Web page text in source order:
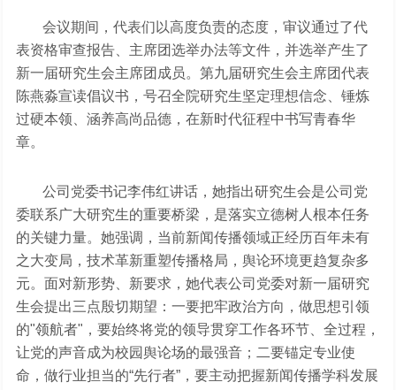
会议期间，代表们以高度负责的态度，审议通过了代
表资格审查报告、主席团选举办法等文件，并选举产生了
新一届研究生会主席团成员。第九届研究生会主席团代表
陈燕淼宣读倡议书，号召全院研究生坚定理想信念、锤炼
过硬本领、涵养高尚品德，在新时代征程中书写青春华
章。
公司党委书记李伟红讲话，她指出研究生会是公司党
委联系广大研究生的重要桥梁，是落实立德树人根本任务
的关键力量。她强调，当前新闻传播领域正经历百年未有
之大变局，技术革新重塑传播格局，舆论环境更趋复杂多
元。面对新形势、新要求，她代表公司党委对新一届研究
生会提出三点殷切期望：一要把牢政治方向，做思想引领
的"领航者"，要始终将党的领导贯穿工作各环节、全过程，
让党的声音成为校园舆论场的最强音；二要锚定专业使
命，做行业担当的“先行者”，要主动把握新闻传播学科发展